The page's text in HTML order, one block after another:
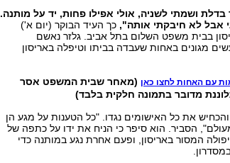
ושמתי לשניה, אולי אפילו פחות, יד על מותנה.
אבל לא חיבקתי אותה", כך העיד הבוקר (יום א')
בבית משפט השלום בתל אביב. גלזר נאשם
מגונים באחות שעבדה בביתו וטיפלה באריסון
עם האחות לחצו כאן (מאחר שבית המשפט אסר
מדובר בתמונה חלקית בלבד)
את כל האישומים נגדו. "כל הטענות על מגע הן
הסביר. הוא סיפר כי הניח את ידו על כתפה של
המסור באריסון, ופעם אחרת נגע במותנה כדי